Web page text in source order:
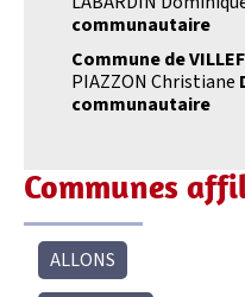
communautaire
Commune de
PIAZZON Christiane
communautaire
Communes
ALLONS